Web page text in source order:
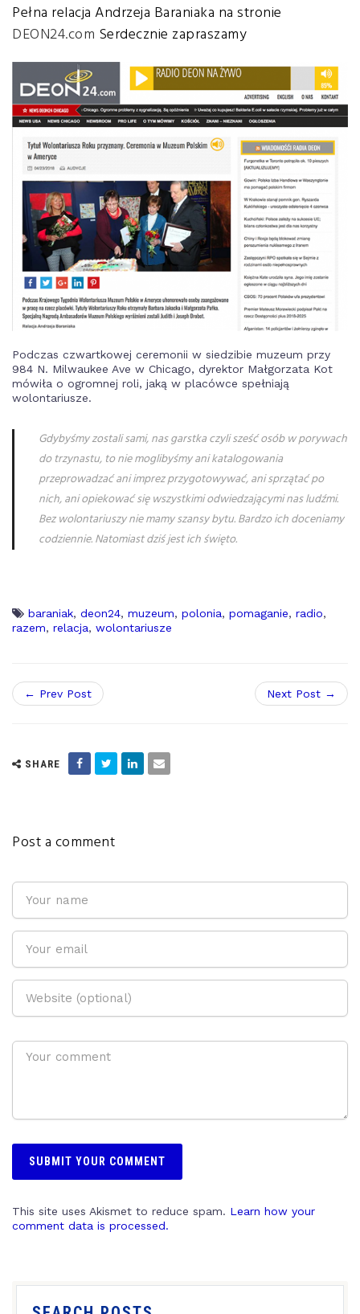
Pełna relacja Andrzeja Baraniaka na stronie
DEON24.com Serdecznie zapraszamy
Podczas czwartkowej ceremonii w siedzibie muzeum przy
984 N. Milwaukee Ave w Chicago, dyrektor Małgorzata Kot
mówiła o ogromnej roli, jaką w placówce spełniają
wolontariusze.
Gdybyśmy zostali sami, nas garstka czyli sześć osób w porywach
do trzynastu, to nie moglibyśmy ani katalogowania
przeprowadzać ani imprez przygotowywać, ani sprzątać po
nich, ani opiekować się wszystkimi odwiedzającymi nas ludźmi.
Bez wolontariuszy nie mamy szansy bytu. Bardzo ich doceniamy
codziennie. Natomiast dziś jest ich święto.
baraniak, deon24, muzeum, polonia, pomaganie, radio,
razem, relacja, wolontariusze
← Prev Post Next Post →
SHARE
Post a comment
This site uses Akismet to reduce spam. Learn how your
comment data is processed.